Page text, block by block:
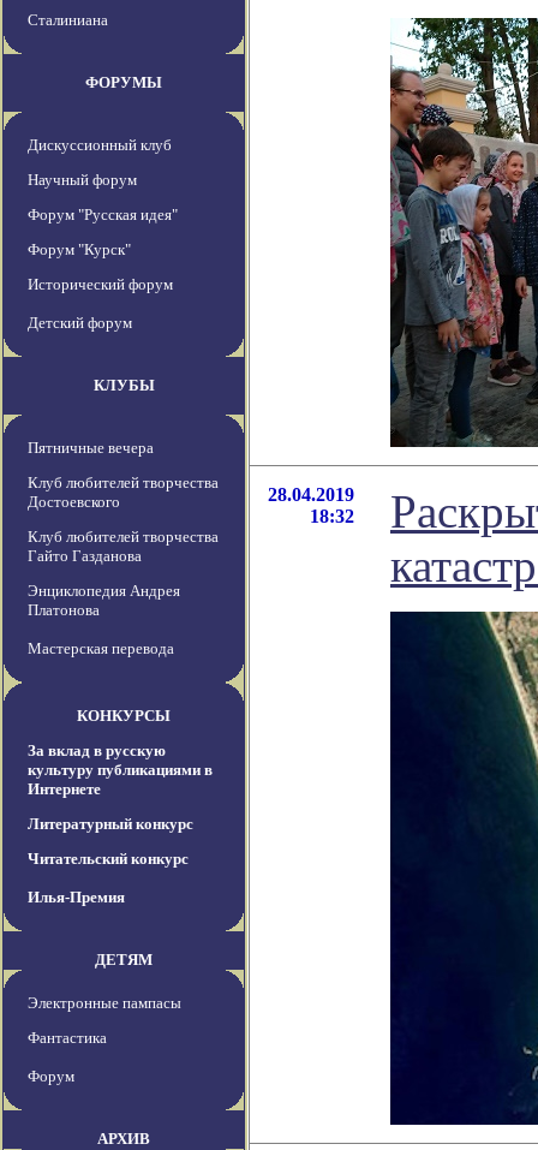
Сталиниана
ФОРУМЫ
Дискуссионный клуб
Научный форум
Форум "Русская идея"
Форум "Курск"
Исторический форум
Детский форум
КЛУБЫ
Пятничные вечера
Клуб любителей творчества
Достоевского
Клуб любителей творчества
Гайто Газданова
Энциклопедия Андрея
Платонова
Мастерская перевода
КОНКУРСЫ
За вклад в русскую
культуру публикациями в
Интернете
Литературный конкурс
Читательский конкурс
Илья-Премия
ДЕТЯМ
Электронные пампасы
Фантастика
Форум
АРХИВ
28.04.2019
18:32